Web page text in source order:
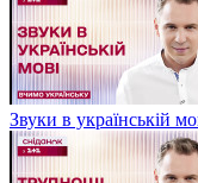
Звуки в українській